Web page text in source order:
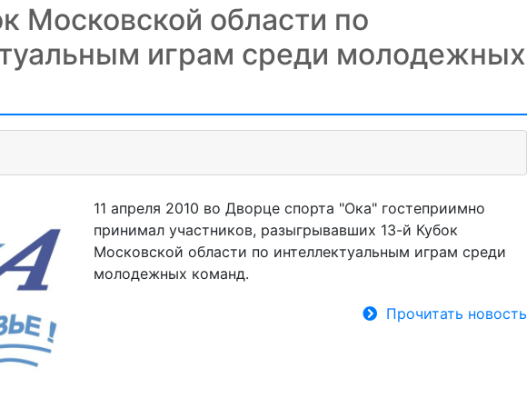
Московской области по
играм среди молодежных
11 апреля 2010 во Дворце спорта "Ока" гостеприимно
принимал участников, разыгрывавших 13-й Кубок
Московской области по интеллектуальным играм среди
молодежных команд.
Прочитать новость